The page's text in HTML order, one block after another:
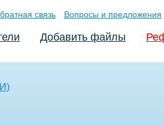
связь Вопросы и предложения
Добавить файлы